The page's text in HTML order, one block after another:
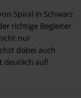
Spiral in Schwarz
richtige Begleiter
nur
dabei auch
deutlich auf!